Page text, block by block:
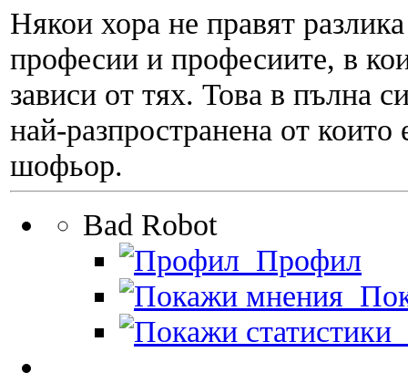
Някои хора не правят
професии и професиите, в
зависи от тях. Това в пълна
най-разпространена от
шофьор.
Bad Robot
Профил